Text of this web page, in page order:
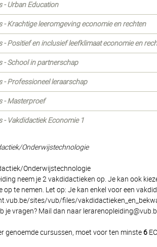
- Urban Education
- Krachtige leeromgeving economie en rechten
- Positief en inclusief leefklimaat economie en
- School in partnerschap
- Professioneel leraarschap
- Masterproef
- Vakdidactiek Economie 1
Onderwijstechnologie
Onderwijstechnologie
neem je 2 vakdidactieken op. Je kan ook
op te nemen. Let op: Je kan enkel voor een
sites/vub/files/
je vragen? Mail dan naar
genoemde cursussen, moet voor ten minste6